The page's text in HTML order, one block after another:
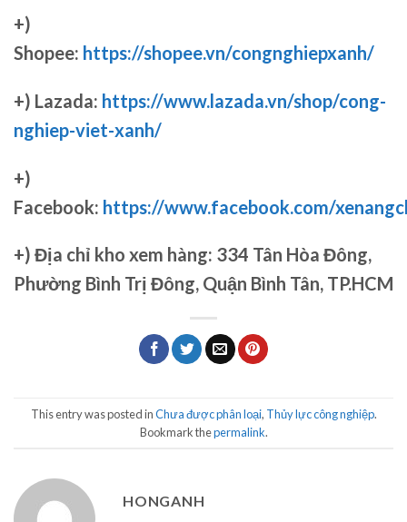
+)
Shopee: https://shopee.vn/congnghiepxanh/
+) Lazada: https://www.lazada.vn/shop/cong-
nghiep-viet-xanh/
+)
Facebook: https://www.facebook.com/
+) Địa chỉ kho xem hàng: 334 Tân Hòa Đông,
Phường Bình Trị Đông, Quận Bình Tân, TP.HCM
This entry was posted inChưa được phân loại, Thủy lực công nghiệp.
Bookmark thepermalink.
HONGANH